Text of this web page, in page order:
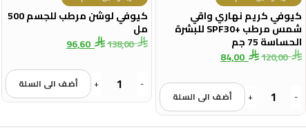
كيوفي كريم نهاري واقي
شمس مرطب +SPF30 للبشرة
الحساسة 75 جم
120,00
84,00
-
+ أضف الى السلة
كيوفي لوشن مرطب للجسم 500
مل
138,00
96,60
-
+ أضف الى السلة